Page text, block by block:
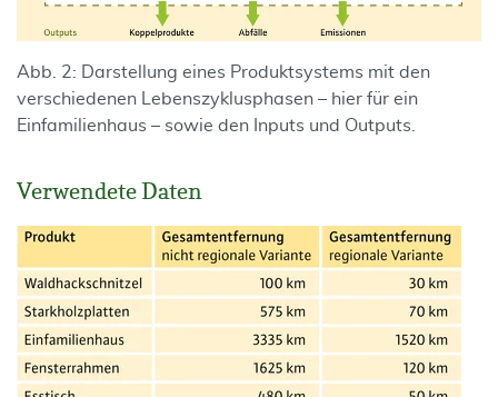
Abb. 2: Darstellung eines Produktsystems mit den
verschiedenen Lebenszyklusphasen – hier für ein
Einfamilienhaus – sowie den Inputs und Outputs.
Verwendete Daten